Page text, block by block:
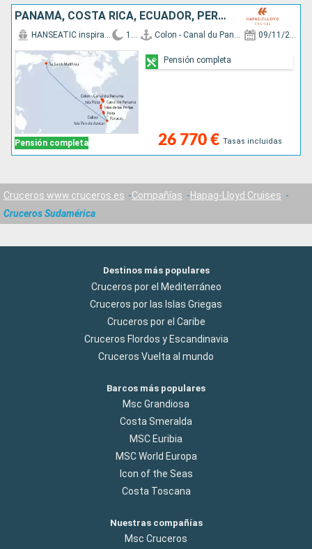
PANAMÁ, COSTA RICA, ECUADOR, PERÚ, CHILE, ISLANDIA
Pensión completa
HANSEATIC inspiration 19 d Colon - Canal du Panama 09/11/2026
26 770 € Tasas incluidas
Pensión completa
Cruceros www.cruceros.es Compañías
Hapag-Lloyd Cruises
Cruceros Sudamérica
Destinos más populares
Cruceros por el Mediterráneo
Cruceros por las Islas Griegas
Cruceros por el Caribe
Cruceros Flordos y Escandinavia
Cruceros Vuelta al mundo
Barcos más populares
Msc Grandiosa
Costa Smeralda
MSC Euribia
MSC World Europa
Icon of the Seas
Costa Toscana
Nuestras compañías
Msc Cruceros